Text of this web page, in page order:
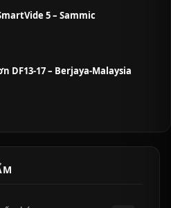
5 – Sammic
DF13-17 – Berjaya-Malaysia